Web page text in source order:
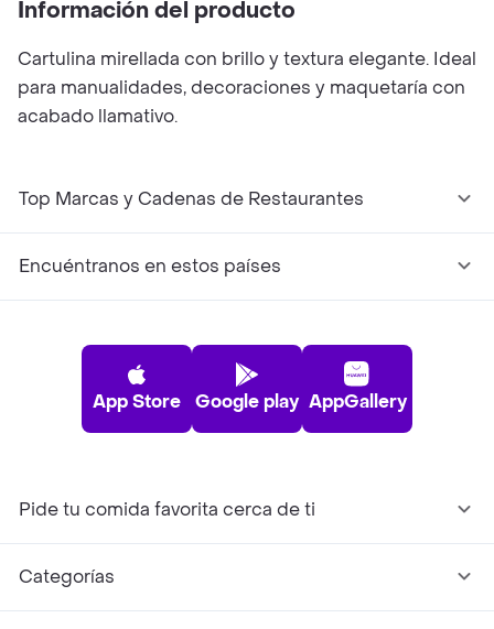
Información del producto
Cartulina mirellada con brillo y textura elegante. Ideal
para manualidades, decoraciones y maquetaría con
acabado llamativo.
Top Marcas y Cadenas de Restaurantes
Encuéntranos en estos países
App Store Google play AppGallery
Pide tu comida favorita cerca de ti
Categorías